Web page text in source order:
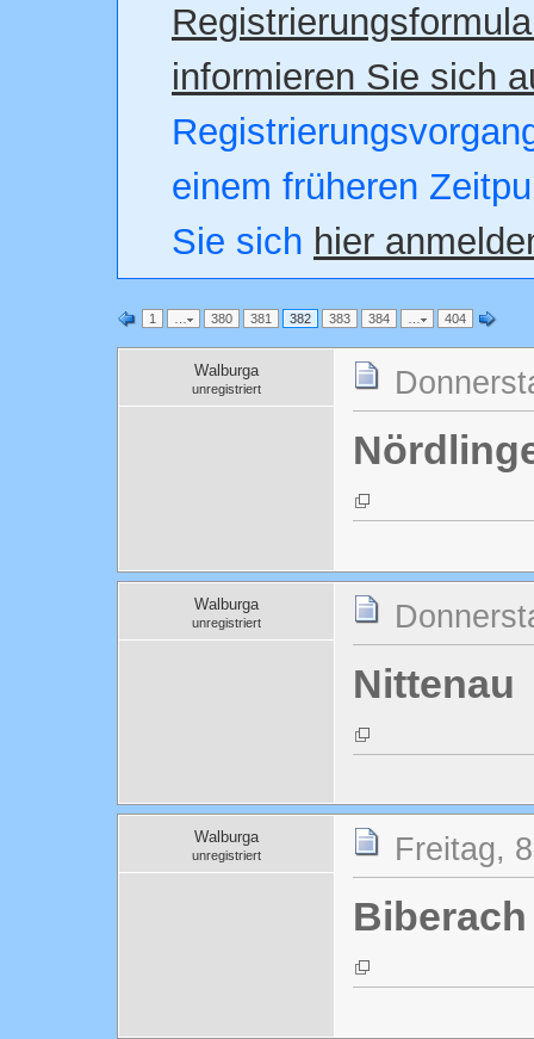
informieren Sie sich
einem früheren
Sie sich hier
1 … 380 381 382 383 384 … 404
Walburga
unregistriert
Walburga
unregistriert
Nittenau
Walburga
unregistriert Freitag,